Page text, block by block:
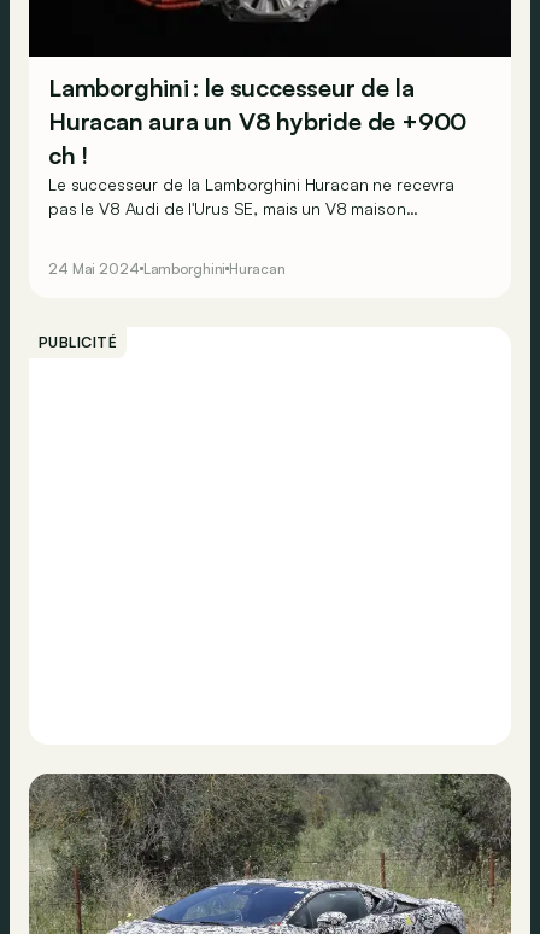
Lamborghini : le successeur de la
Huracan aura un V8 hybride de +900
ch !
Le successeur de la Lamborghini Huracan ne recevra
pas le V8 Audi de l'Urus SE, mais un V8 maison
24 Mai 2024 Lamborghini Huracan
PUBLICITÉ